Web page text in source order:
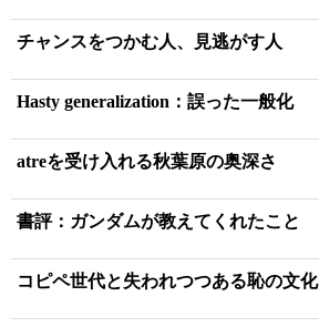
チャンスをつかむ人、見逃がす人
Hasty generalization：誤った一般化
atreを受け入れる秋葉原の奥深さ
書評：ガンダムが教えてくれたこと
コピペ世代と失われつつある恥の文化